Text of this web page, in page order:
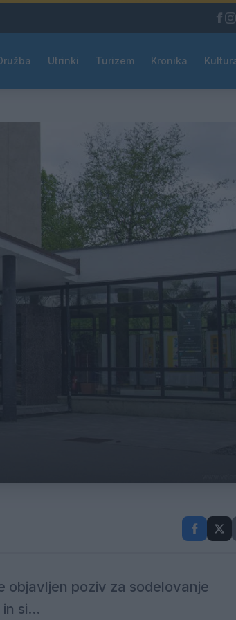
Utrinki Turizem Kronika
objavljen poziv za sodelovanje
si...